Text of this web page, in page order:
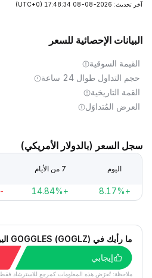
آخر تحديث: 2026-08-08 17:48:34 (UTC+0)
البيانات الإحصائية للسعر
القيمة السوقية
حجم التداول طوال 24 ساعة
القمة التاريخية
العرض المُتداوَل
سجل السعر (بالدولار الأمريكي)
اليوم 7 من الأيام
+8.17%
+14.84%
-17.78%
ما رأيك في GOGGLES (GOGLZ) اليوم؟
إيجابي
ملاحظة: تُعرَض هذه المعلومات كمرجع للاسترشاد فقط.